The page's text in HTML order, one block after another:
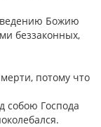
Божию
беззаконных,
потому что
собою Господа